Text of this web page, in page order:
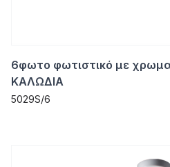
6φωτο φωτιστικό με
ΚΑΛΩΔΙΑ
5029S/6